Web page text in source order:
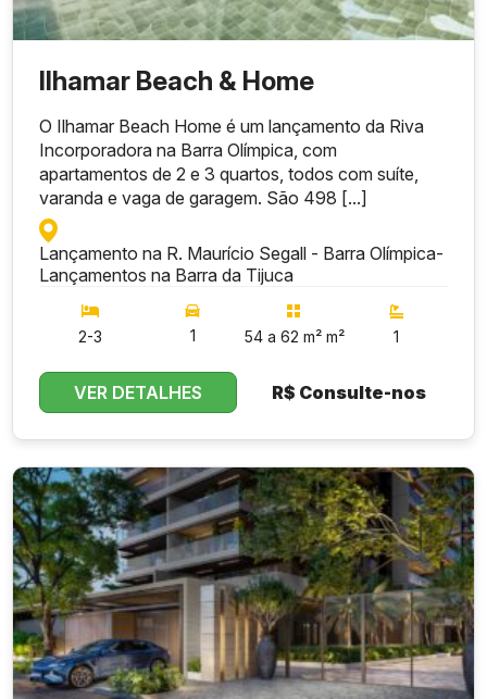
Ilhamar Beach & Home
O Ilhamar Beach Home é um lançamento da Riva
Incorporadora na Barra Olímpica, com
apartamentos de 2 e 3 quartos, todos com suíte,
varanda e vaga de garagem. São 498 [...]
Lançamento na R. Maurício Segall - Barra Olímpica-
Lançamentos na Barra da Tijuca
2-3 1 54 a 62 m² m² 1
VER DETALHES R$ Consulte-nos